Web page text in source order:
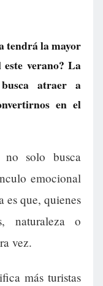
tendrá la mayor
verano? La
atraer a
en el
no solo busca
emocional
es que, quienes
naturaleza o
vez.
más turistas